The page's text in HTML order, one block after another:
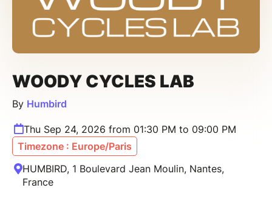
WOODY CYCLES LAB
By Humbird
Thu Sep 24, 2026 from 01:30 PM to 09:00 PM
Timezone : Europe/Paris
HUMBIRD, 1 Boulevard Jean Moulin, Nantes,
France